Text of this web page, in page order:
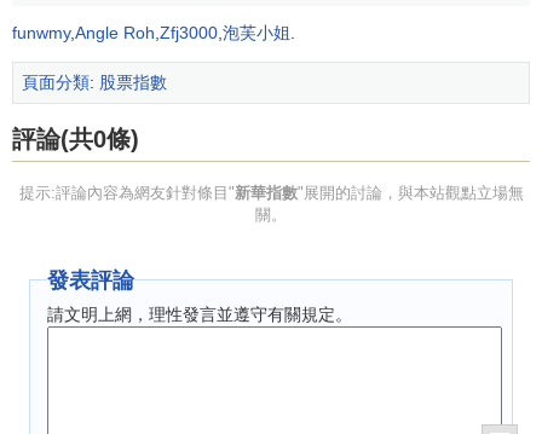
威爾遜5000指數
funwmy,Angle Roh Zfj3000 泡芙小姐
頁面分類: 股票指數
評論(共0條)
提示:評論內容為網友針對條目"新華指數"展開的討論，與本站觀點立場無
關。
發表評論
請文明上網，理性發言並遵守有關規定。